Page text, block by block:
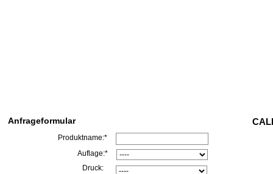
Auflage:*
Druck:
Produktname:*
Anfrageformular